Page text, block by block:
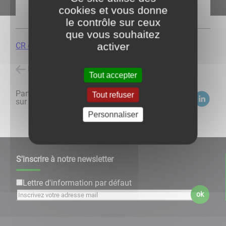
CR du 10.03.2026
Retour à l'accueil
Partagez
sur :
S'inscrire à notre newsletter
Lettre d'information par défaut
ok
cookies et vous donne
le contrôle sur ceux
que vous souhaitez
activer
Tout accepter
Tout refuser
Personnaliser